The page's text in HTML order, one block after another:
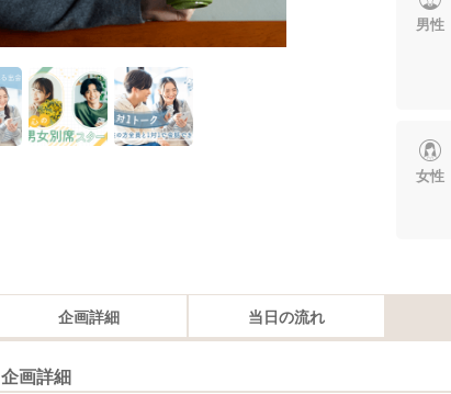
男性
女性
企画詳細 当日の流れ
企画詳細